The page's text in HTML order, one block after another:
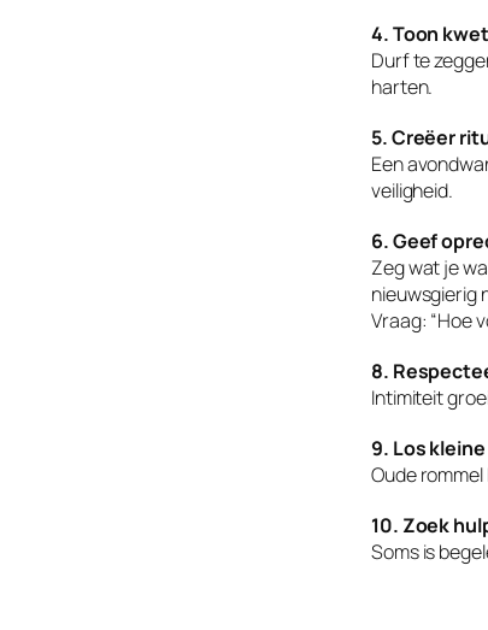
4. Toon
Durf te
harten.
5. Creëer
Een
veiligheid.
6. Geef
Zeg wat je
nieuwsgierig
Vraag: “Hoe
8.
Intimiteit
9. Los
Oude
10. Zoek
Soms is